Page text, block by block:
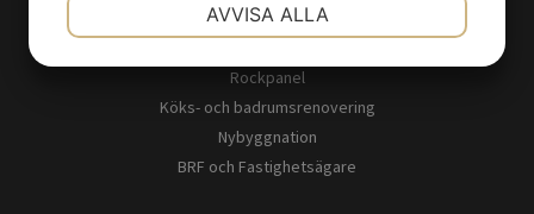
Pool
Rockpanel
Köks- och badrumsrenovering
Nybyggnation
BRF och Fastighetsägare
MARKNADSFÖRING
AVVISA ALLA